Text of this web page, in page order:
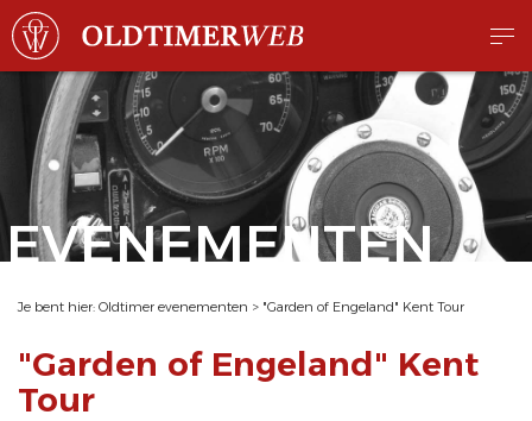
EVENEMENTEN
Je bent hier: Oldtimer evenementen > "Garden of Engeland" Kent Tour
"Garden of Engeland" Kent
Tour